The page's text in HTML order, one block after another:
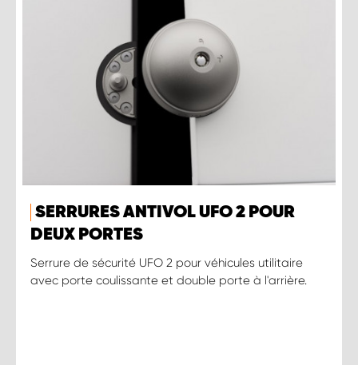
SERRURES ANTIVOL UFO 2 POUR
DEUX PORTES
Serrure de sécurité UFO 2 pour véhicules utilitaire
avec porte coulissante et double porte à l'arrière.